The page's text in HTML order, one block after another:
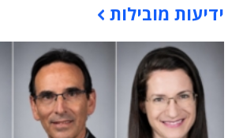
ידיעות מובילות